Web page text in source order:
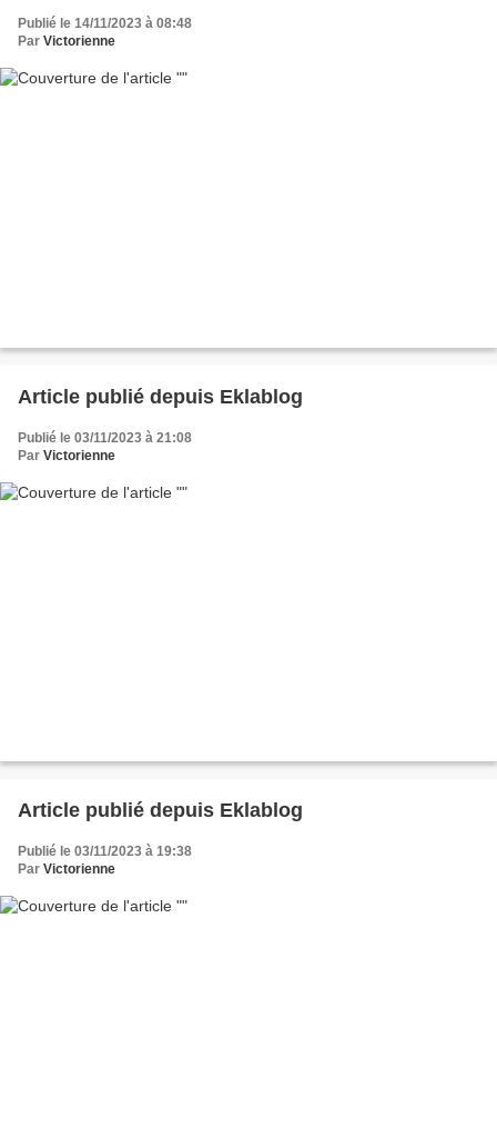
Publié le 14/11/2023 à 08:48
Par Victorienne
Article publié depuis Eklablog
Publié le 03/11/2023 à 21:08
Par Victorienne
Article publié depuis Eklablog
Publié le 03/11/2023 à 19:38
Par Victorienne